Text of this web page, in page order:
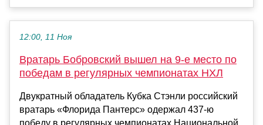
12:00, 11 Ноя
Вратарь Бобровский вышел на 9-е место по
победам в регулярных чемпионатах НХЛ
Двукратный обладатель Кубка Стэнли российский
вратарь «Флорида Пантерс» одержал 437-ю
победу в регулярных чемпионатах Национальной